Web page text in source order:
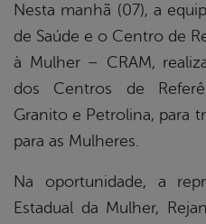
Nesta manhã (07), a
de Saúde e o Centro de
à Mulher – CRAM,
dos Centros de
Granito e Petrolina, para
para as Mulheres.
Na oportunidade, a
Estadual da Mulher,